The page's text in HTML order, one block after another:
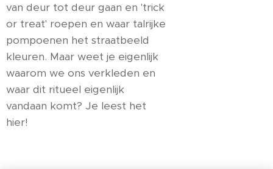
van deur tot deur gaan en 'trick
or treat' roepen en waar talrijke
pompoenen het straatbeeld
kleuren. Maar weet je eigenlijk
waarom we ons verkleden en
waar dit ritueel eigenlijk
vandaan komt? Je leest het
hier!